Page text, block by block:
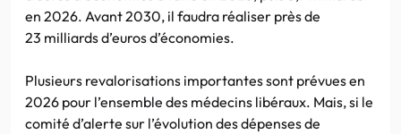
en 2026. Avant 2030, il faudra réaliser près de
23 milliards d’euros d’économies.
Plusieurs revalorisations importantes sont prévues en
2026 pour l’ensemble des médecins libéraux. Mais, si le
comité d’alerte sur l’évolution des dépenses de